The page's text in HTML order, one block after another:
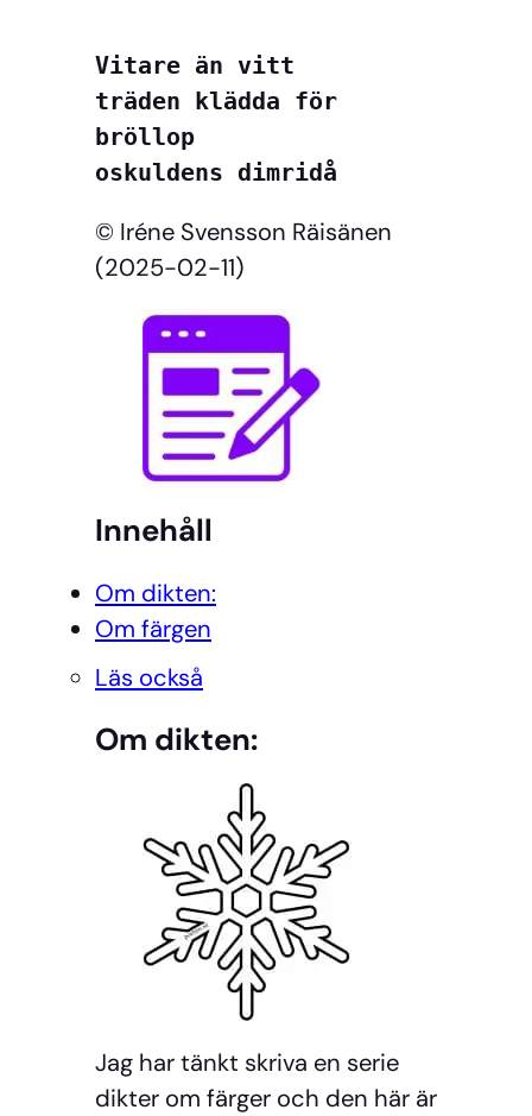
Vitare än vitt
träden klädda för
bröllop
oskuldens dimridå
© Iréne Svensson Räisänen
(2025-02-11)
Innehåll
Om dikten:
Om färgen
Läs också
Om dikten:
Jag har tänkt skriva en serie
dikter om färger och den här är